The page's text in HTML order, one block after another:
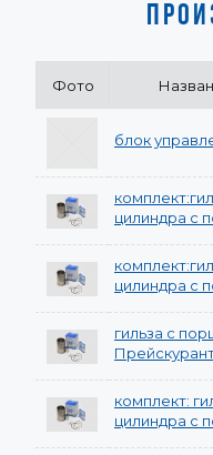
Фото
блок
цилиндра с
цилиндра с
гильза с
комплект:
цилиндра с